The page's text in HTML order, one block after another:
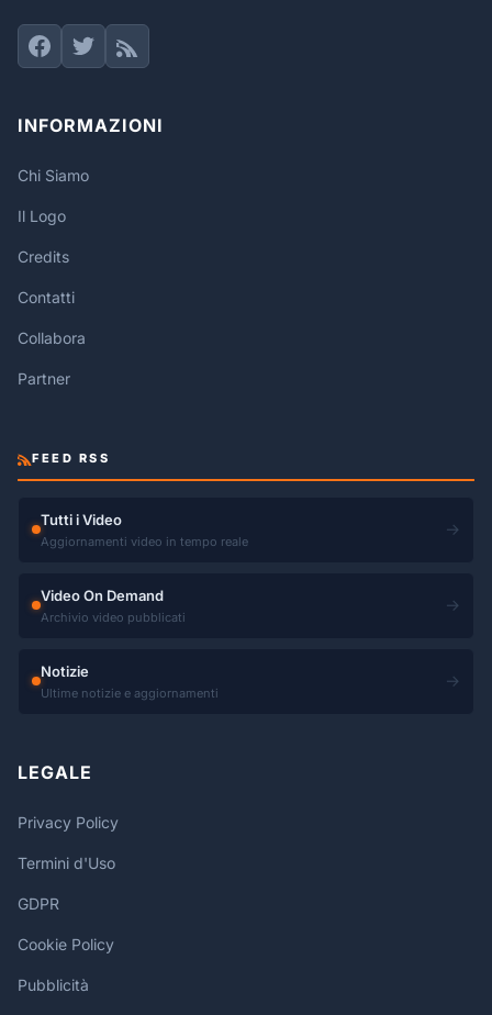
INFORMAZIONI
Chi Siamo
Il Logo
Credits
Contatti
Collabora
Partner
FEED RSS
Tutti i Video
Aggiornamenti video in tempo reale
→
Video On Demand
Archivio video pubblicati
→
Notizie
Ultime notizie e aggiornamenti
→
LEGALE
Privacy Policy
Termini d'Uso
GDPR
Cookie Policy
Pubblicità